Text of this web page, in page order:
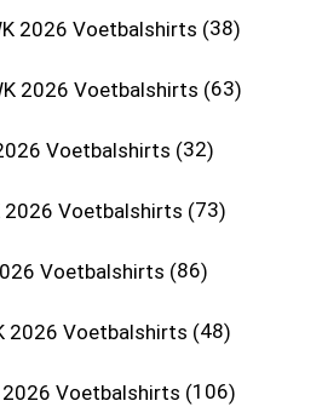
2026 Voetbalshirts 38
2026 Voetbalshirts 63
Voetbalshirts 32
2026 Voetbalshirts 73
Voetbalshirts 86
2026 Voetbalshirts 48
2026 Voetbalshirts 106